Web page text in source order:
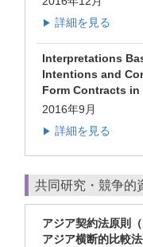
▶ 詳細を見る
Interpretations
Intentions and
Form Contracts in
2016年9月
▶ 詳細を見る
共同研究・競争的
アジア契約法原則
アジア横断的比較